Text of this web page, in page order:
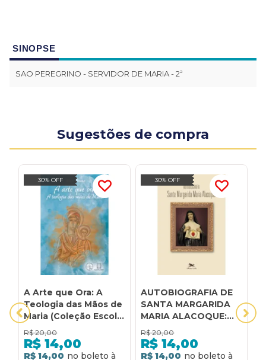
SINOPSE
SAO PEREGRINO - SERVIDOR DE MARIA - 2ª
Sugestões de compra
30% OFF
A Arte que Ora: A
Teologia das Mãos de
Maria (Coleção Escola
de Maria - 27)
R$ 20,00
R$ 14,00
R$ 14,00
30% OFF
AUTOBIOGRAFIA DE
SANTA MARGARIDA
MARIA ALACOQUE:
SANTA MARGARIDA
MARIA ALACOQUE
R$ 20,00
R$ 14,00
R$ 14,00